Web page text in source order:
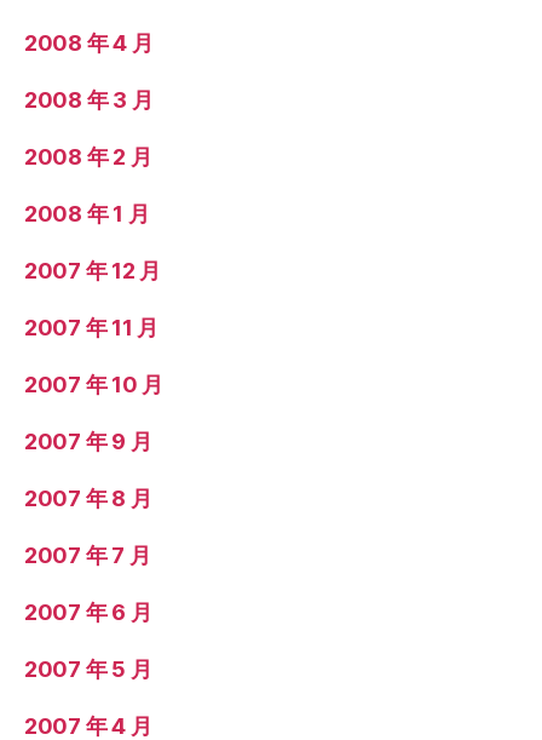
2008 年 4 月
2008 年 3 月
2008 年 2 月
2008 年 1 月
2007 年 12 月
2007 年 11 月
2007 年 10 月
2007 年 9 月
2007 年 8 月
2007 年 7 月
2007 年 6 月
2007 年 5 月
2007 年 4 月